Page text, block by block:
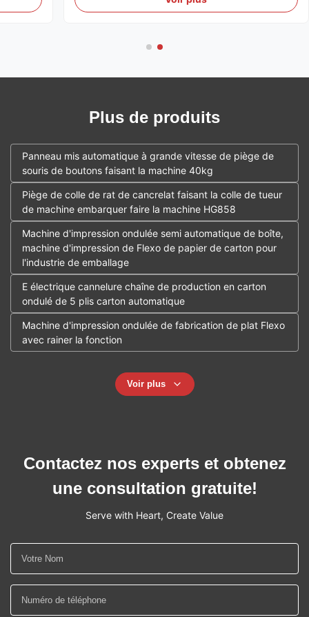
production en série de pièges collants jaunes
Plus de produits
Panneau mis automatique à grande vitesse de piège de
souris de boutons faisant la machine 40kg
Piège de colle de rat de cancrelat faisant la colle de tueur
de machine embarquer faire la machine HG858
Machine d'impression ondulée semi automatique de boîte,
machine d'impression de Flexo de papier de carton pour
l'industrie de emballage
E électrique cannelure chaîne de production en carton
ondulé de 5 plis carton automatique
Machine d'impression ondulée de fabrication de plat Flexo
avec rainer la fonction
Voir plus
Contactez nos experts et obtenez
une consultation gratuite!
Serve with Heart, Create Value